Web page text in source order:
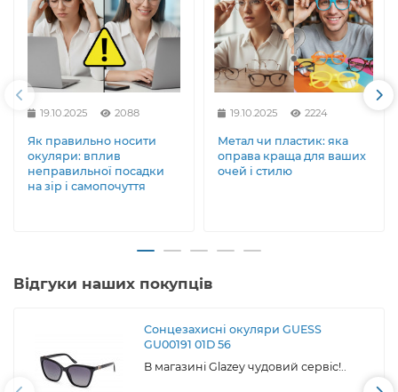
19.10.2025 2088
Як правильно носити
окуляри: вплив
неправильної посадки
на зір і самопочуття
19.10.2025 2224
Метал чи пластик: яка
оправа краща для ваших
очей і стилю
Відгуки наших покупців
Сонцезахисні окуляри GUESS
GU00191 01D 56
В магазині Glazey чудовий сервіс!..